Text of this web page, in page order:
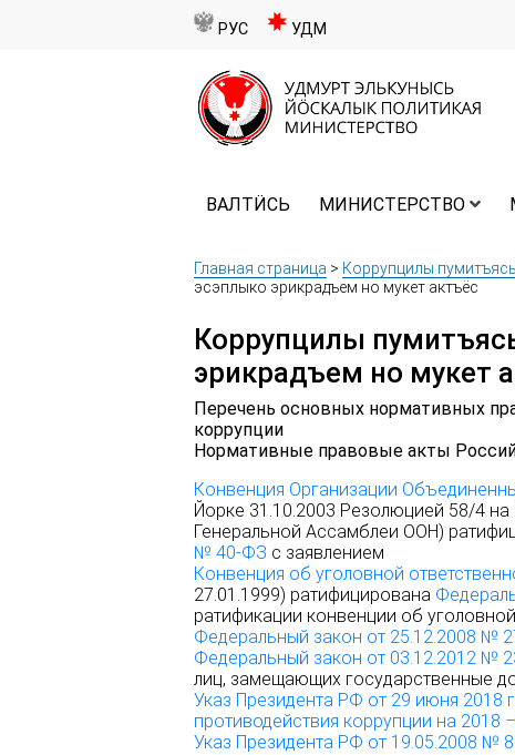
РУС УДМ
ВАЛТӤСЬ МИНИСТЕРСТВО
Главная страница > Коррупцилы
эсэплыко эрикрадъем но мукет актъёс
Коррупцилы
эрикрадъем но мукет
Перечень основных нормативных
коррупции
Нормативные правовые акты
Конвенция Организации
Йорке 31.10.2003 Резолюцией 58/4
Генеральной Ассамблеи ООН)
№ 40-ФЗ с заявлением
Конвенция об уголовной
27.01.1999) ратифицирована
ратификации конвенции об
Федеральный закон от 25.12.2008 №
Федеральный закон от 03.12.2012 №
лиц, замещающих государственные
Указ Президента РФ от 29 июня 2018
противодействия коррупции на 2018
Указ Президента РФ от 19.05.2008 №